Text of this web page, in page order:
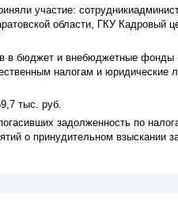
участие:
области, ГКУ Кадровый
в бюджет и внебюджетные
налогам и юридические
тыс. руб.
задолженность по
о принудительном взыскании